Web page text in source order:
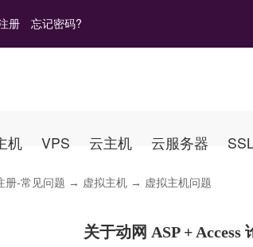
册 忘记密码?
机 VPS 云主机 云服务器
册-常见问题 → 虚拟主机 → 虚拟主机问题
关于动网 ASP +